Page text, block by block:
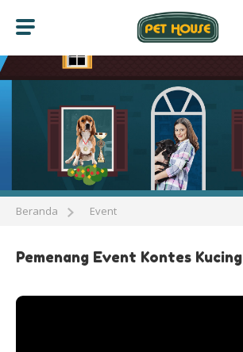
Beranda Event
Pemenang Event Kontes Kucing